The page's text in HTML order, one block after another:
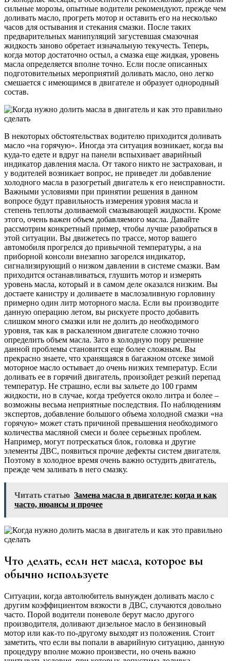
сильные морозы, опытные водители рекомендуют, прежде чем
доливать масло, прогреть мотор и оставить его на несколько
часов для остывания и стекания смазки. После таких
предварительных манипуляций загустевшая смазочная
жидкость заново обретает изначальную текучесть. Теперь,
когда мотор достаточно остыл, а смазка еще жидкая, уровень
масла определяется вполне точно. Если после описанных
подготовительных мероприятий доливать масло, оно легко
смешается с имеющимся в двигателе и образует однородный
состав.
В некоторых обстоятельствах водителю приходится доливать
масло «на горячую». Иногда эта ситуация возникает, когда вы
куда-то едете и вдруг на панели вспыхивает аварийный
индикатор давления масла. От такого никто не застрахован, и
у водителей возникает вопрос, не приведет ли добавление
холодного масла в разогретый двигатель к его неисправности.
Важными условиями при принятии решения в данном
вопросе будут правильность измерения уровня масла и
степень теплоты доливаемой смазывающей жидкости. Кроме
этого, очень важен объем добавляемого масла. Давайте
рассмотрим конкретный пример, чтобы лучше разобраться в
этой ситуации. Вы движетесь по трассе, мотор вашего
автомобиля прогрелся до привычной температуры, а на
приборной консоли внезапно загорелся индикатор,
сигнализирующий о низком давлении в системе смазки. Вам
приходится останавливаться, глушить мотор и измерять
уровень масла, который и в самом деле оказался низким. Вы
достаете канистру и доливаете в маслозаливную горловину
примерно один литр моторного масла. Если вы производите
данную операцию летом, вы рискуете просто добавить
слишком много смазки или не долить до необходимого
уровня, так как в раскаленном двигателе сложно точно
определить объем масла. Зато в холодную пору решение
данной проблемы становится еще более сложным. Вы
прекрасно знаете, что хранящаяся в багажном отсеке зимой
моторное масло остывает до очень низких температур. Если
доливать ее в горячий двигатель, произойдет резкий перепад
температур. Не страшно, если вы зальете до 100 грамм
жидкости, но в случае, когда требуется около литра и более –
возможны весьма неприятные последствия. По наблюдениям
экспертов, добавление большого объема холодной смазки «на
горячую» может стать причиной превышения необходимого
количества масляной смеси и более серьезных проблем.
Например, могут потрескаться блок, головка и другие
элементы ДВС, появиться прочие дефекты систем двигателя.
Поэтому в холодное время очень важно остудить двигатель,
прежде чем заливать в него смазку.
Читать статью Замена масла в двигателе: когда и как
часто, нюансы и прочее
Что делать, если нет масла, которое вы
обычно используете
Ситуации, когда автолюбитель вынужден доливать масло с
другим коэффициентом вязкости в ДВС, случаются довольно
часто. Порой водители поневоле берут масло другого
производителя, доливают дизельное масло в бензиновый
мотор или как-то по-другому выходят из положения. Стоит
заметить, что если вы попали в аварийную ситуацию, данную
процедуру вполне можно произвести, но очень важно